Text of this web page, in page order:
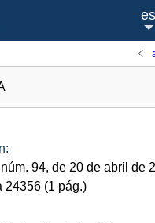
es
núm. 94, de 20 de abril de
24356 (1 pág.)